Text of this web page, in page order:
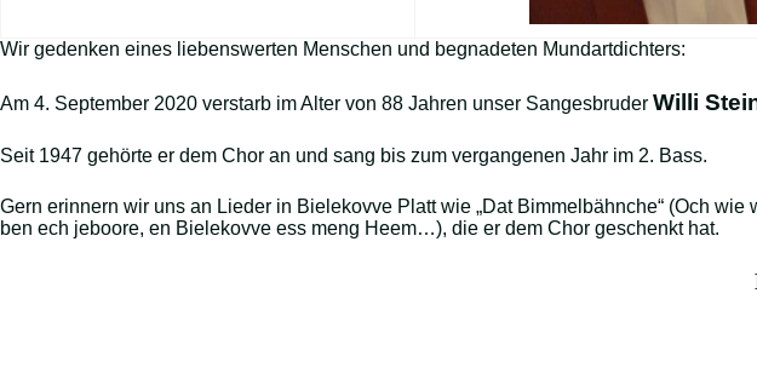
Wir gedenken eines liebenswerten Menschen und begnadeten Mundartdichters:
Am 4. September 2020 verstarb im Alter von 88 Jahren unser Sangesbruder Willi
Seit 1947 gehörte er dem Chor an und sang bis zum vergangenen Jahr im 2. Bass.
Gern erinnern wir uns an Lieder in Bielekovve Platt wie „Dat Bimmelbähnche“ (Och
ben ech jeboore, en Bielekovve ess meng Heem…), die er dem Chor geschenkt hat.